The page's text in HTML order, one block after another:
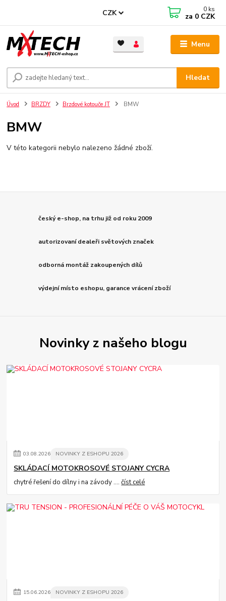
Menu
CZK
Hledat
0 ks
za 0 CZK
Úvod BRZDY Brzdové kotouče JT BMW
BMW
V této kategorii nebylo nalezeno žádné zboží.
český e-shop, na trhu již od roku 2009
autorizovaní dealeři světových značek
odborná montáž zakoupených dílů
výdejní místo eshopu, garance vrácení zboží
Novinky z našeho blogu
03.08.2026 NOVINKY Z ESHOPU 2026
SKLÁDACÍ MOTOKROSOVÉ STOJANY CYCRA
chytré řešení do dílny i na závody ....číst celé
15.06.2026 NOVINKY Z ESHOPU 2026